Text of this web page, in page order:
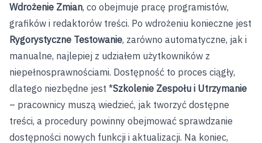
Wdrożenie Zmian, co obejmuje pracę programistów,
grafików i redaktorów treści. Po wdrożeniu konieczne jest
Rygorystyczne Testowanie, zarówno automatyczne, jak i
manualne, najlepiej z udziałem użytkowników z
niepełnosprawnościami. Dostępność to proces ciągły,
dlatego niezbędne jest *Szkolenie Zespołu i Utrzymanie
– pracownicy muszą wiedzieć, jak tworzyć dostępne
treści, a procedury powinny obejmować sprawdzanie
dostępności nowych funkcji i aktualizacji. Na koniec,